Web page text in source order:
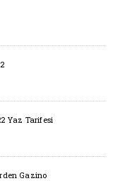
Yaz Tarifesi
Gazino